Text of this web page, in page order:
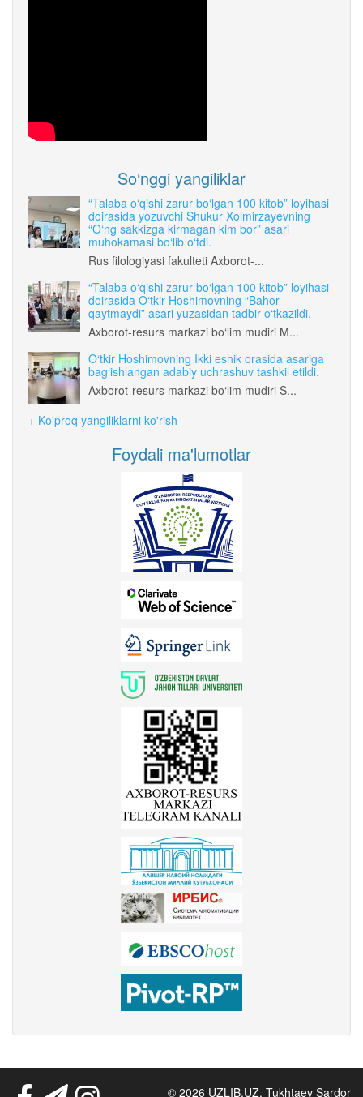
So‘nggi yangiliklar
“Talaba o‘qishi zarur bo‘lgan 100 kitob” loyihasi
doirasida yozuvchi Shukur Xolmirzayevning
“O‘ng sakkizga kirmagan kim bor” asari
muhokamasi bo‘lib o‘tdi.
Rus filologiyasi fakulteti Axborot-...
“Talaba o‘qishi zarur bo‘lgan 100 kitob” loyihasi
doirasida O‘tkir Hoshimovning “Bahor
qaytmaydi” asari yuzasidan tadbir o‘tkazildi.
Axborot-resurs markazi bo‘lim mudiri M...
O‘tkir Hoshimovning Ikki eshik orasida asariga
bag‘ishlangan adabiy uchrashuv tashkil etildi.
Axborot-resurs markazi bo‘lim mudiri S...
+ Ko'proq yangiliklarni ko'rish
Foydali ma'lumotlar
© 2026 UZLIB.UZ. Tukhtaev Sardor